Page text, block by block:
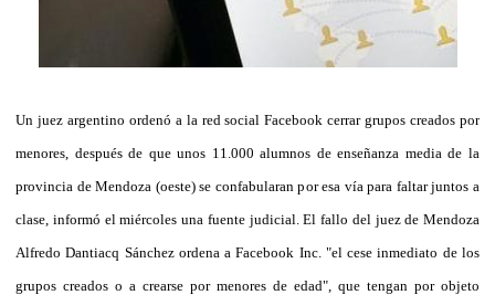
Un juez argentino ordenó a la red social Facebook cerrar grupos creados por
menores, después de que unos 11.000 alumnos de enseñanza media de la
provincia de Mendoza (oeste) se confabularan por esa vía para faltar juntos a
clase, informó el miércoles una fuente judicial. El fallo del juez de Mendoza
Alfredo Dantiacq Sánchez ordena a Facebook Inc. "el cese inmediato de los
grupos creados o a crearse por menores de edad", que tengan por objeto